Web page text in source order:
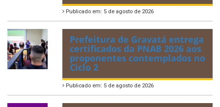
Publicado em: 5 de agosto de 2026
Prefeitura de Gravatá entrega
certificados da PNAB 2026 aos
proponentes contemplados no
Ciclo 2
Publicado em: 5 de agosto de 2026